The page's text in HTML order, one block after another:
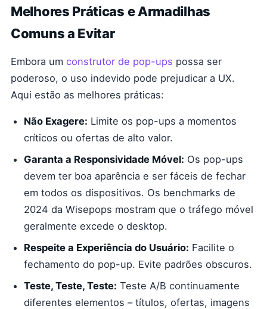
Melhores Práticas e Armadilhas
Comuns a Evitar
Embora um construtor de pop-ups possa ser
poderoso, o uso indevido pode prejudicar a UX.
Aqui estão as melhores práticas:
Não Exagere: Limite os pop-ups a momentos
críticos ou ofertas de alto valor.
Garanta a Responsividade Móvel: Os pop-ups
devem ter boa aparência e ser fáceis de fechar
em todos os dispositivos. Os benchmarks de
2024 da Wisepops mostram que o tráfego móvel
geralmente excede o desktop.
Respeite a Experiência do Usuário: Facilite o
fechamento do pop-up. Evite padrões obscuros.
Teste, Teste, Teste: Teste A/B continuamente
diferentes elementos – títulos, ofertas, imagens